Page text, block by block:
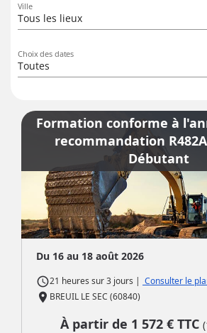
Ville
Tous les lieux
Choix des dates
Toutes
Formation conforme à
recommandation
Débutant
Du 16 au 18 août 2026
access_time21 heures sur3 jours | Consulter le
place BREUIL LE SEC (60840)
À partir de 1 572 € TTC (